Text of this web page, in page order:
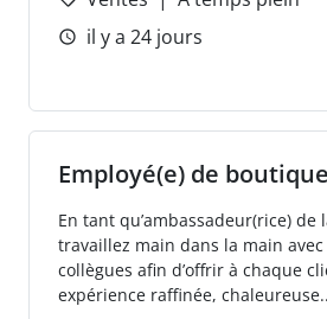
il y a 24 jours
Employé(e) de boutique
En tant qu’ambassadeur(rice) de
travaillez main dans la main
collègues afin d’offrir à chaque
expérience raffinée,